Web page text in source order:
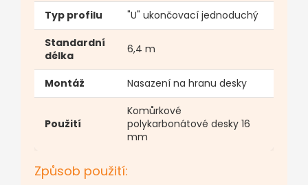
Typ profilu
"U" ukončovací jednoduchý
Standardní
délka
6,4 m
Montáž Nasazení na hranu desky
Použití
Komůrkové
polykarbonátové desky 16
mm
Způsob použití: